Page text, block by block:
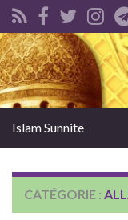
Search
Islam Sunnite
CATÉGORIE :